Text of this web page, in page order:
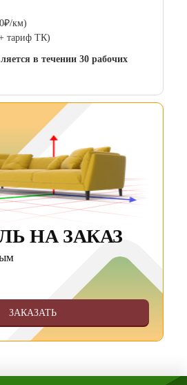
км)
тариф ТК)
в течении 30 рабочих
НА ЗАКАЗ
ЗАКАЗАТЬ